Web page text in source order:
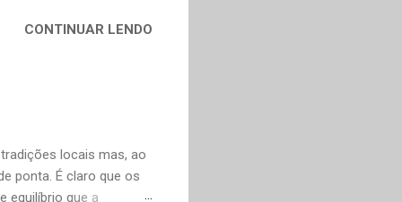
De qualquer forma,
Não poderia faltar um
russa e também para o
de tradução direta do
CONTINUAR LENDO
locais mas, ao
ponta. É claro que os
equilíbrio que a